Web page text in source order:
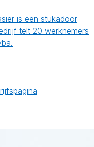
is een stukadoor
telt 20 werknemers